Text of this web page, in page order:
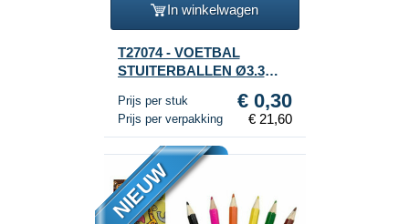
In winkelwagen
T27074 - VOETBAL
STUITERBALLEN Ø3.3
Prijs per stuk € 0,30
Prijs per verpakking € 21,60
NIEUW